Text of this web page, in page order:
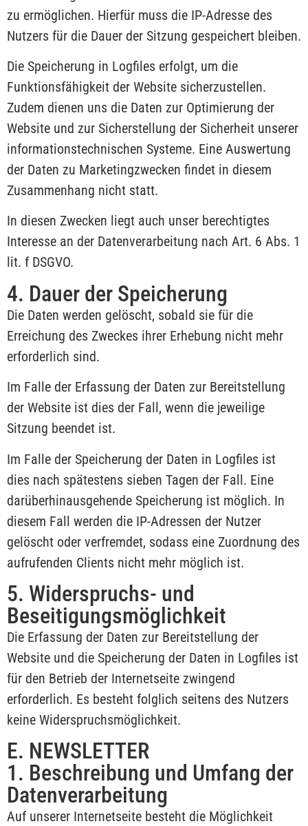
zu ermöglichen. Hierfür muss die IP-Adresse des
Nutzers für die Dauer der Sitzung gespeichert bleiben.
Die Speicherung in Logfiles erfolgt, um die
Funktionsfähigkeit der Website sicherzustellen.
Zudem dienen uns die Daten zur Optimierung der
Website und zur Sicherstellung der Sicherheit unserer
informationstechnischen Systeme. Eine Auswertung
der Daten zu Marketingzwecken findet in diesem
Zusammenhang nicht statt.
In diesen Zwecken liegt auch unser berechtigtes
Interesse an der Datenverarbeitung nach Art. 6 Abs. 1
lit. f DSGVO.
4. Dauer der Speicherung
Die Daten werden gelöscht, sobald sie für die
Erreichung des Zweckes ihrer Erhebung nicht mehr
erforderlich sind.
Im Falle der Erfassung der Daten zur Bereitstellung
der Website ist dies der Fall, wenn die jeweilige
Sitzung beendet ist.
Im Falle der Speicherung der Daten in Logfiles ist
dies nach spätestens sieben Tagen der Fall. Eine
darüberhinausgehende Speicherung ist möglich. In
diesem Fall werden die IP-Adressen der Nutzer
gelöscht oder verfremdet, sodass eine Zuordnung des
aufrufenden Clients nicht mehr möglich ist.
5. Widerspruchs- und
Beseitigungsmöglichkeit
Die Erfassung der Daten zur Bereitstellung der
Website und die Speicherung der Daten in Logfiles ist
für den Betrieb der Internetseite zwingend
erforderlich. Es besteht folglich seitens des Nutzers
keine Widerspruchsmöglichkeit.
E. NEWSLETTER
1. Beschreibung und Umfang der
Datenverarbeitung
Auf unserer Internetseite besteht die Möglichkeit